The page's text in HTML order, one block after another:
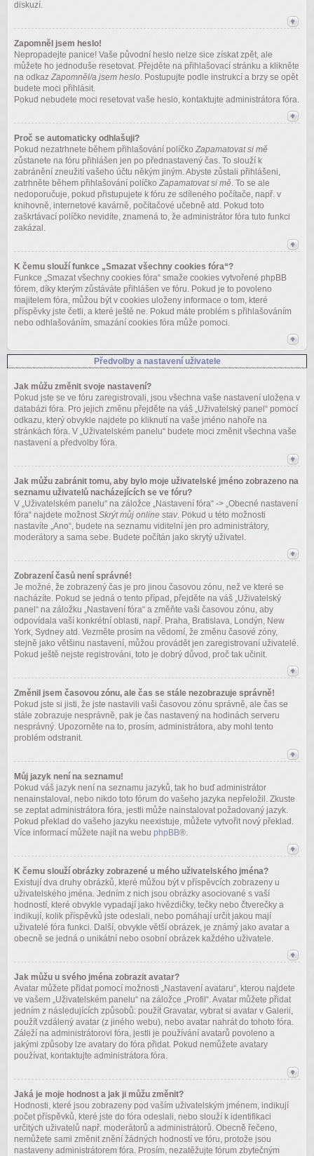
diskuzí.
Zapomněl jsem heslo!
Nepropadejte panice! Vaše původní heslo nelze sice získat zpět, ale
můžete ho jednoduše resetovat. Přejděte na přihlašovací stránku a klikněte
na odkaz Zapomněl/a jsem heslo. Postupujte podle instrukcí a brzy se opět
budete moci přihlásit.
Pokud nebudete moci resetovat vaše heslo, kontaktujte administrátora fóra.
Proč se automaticky odhlašuji?
Pokud nezatrhnete během přihlašování políčko Zapamatovat si mě
zůstanete na fóru přihlášen jen po přednastavený čas. To slouží k
zabránění zneužití vašeho účtu někým jiným. Abyste zůstali přihlášeni,
zatrhněte během přihlašování políčko Zapamatovat si mě. To se ale
nedoporučuje, pokud přistupujete k fóru ze sdíleného počítače, např. v
knihovně, internetové kavárně, počítačové učebně atd. Pokud toto
zaškrtávací políčko nevidíte, znamená to, že administrátor fóra tuto funkci
zakázal.
K čemu slouží funkce „Smazat všechny cookies fóra“?
Funkce „Smazat všechny cookies fóra“ smaže cookies vytvořené phpBB
fórem, díky kterým zůstáváte přihlášen ve fóru. Pokud je to povoleno
majitelem fóra, můžou být v cookies uloženy informace o tom, které
příspěvky jste četli, a které ještě ne. Pokud máte problém s přihlašováním
nebo odhlašováním, smazání cookies fóra může pomoci.
Předvolby a nastavení uživatele
Jak můžu změnit svoje nastavení?
Pokud jste se ve fóru zaregistrovali, jsou všechna vaše nastavení uložena v
databázi fóra. Pro jejich změnu přejděte na váš „Uživatelský panel“ pomocí
odkazu, který obvykle najdete po kliknutí na vaše jméno nahoře na
stránkách fóra. V „Uživatelském panelu“ budete moci změnit všechna vaše
nastavení a předvolby fóra.
Jak můžu zabránit tomu, aby bylo moje uživatelské jméno zobrazeno na
seznamu uživatelů nacházejících se ve fóru?
V „Uživatelském panelu“ na záložce „Nastavení fóra“ -> „Obecné nastavení
fóra“ najdete možnostSkrýt můj online stav. Pokud u této možnosti
nastavíte „Ano“, budete na seznamu viditelní jen pro administrátory,
moderátory a sama sebe. Budete počítán jako skrytý uživatel.
Zobrazení časů není správné!
Je možné, že zobrazený čas je pro jinou časovou zónu, než ve které se
nacházíte. Pokud se jedná o tento případ, přejděte na váš „Uživatelský
panel“ na záložku „Nastavení fóra“ a změňte vaši časovou zónu, aby
odpovídala vaší konkrétní oblasti, např. Praha, Bratislava, Londýn, New
York, Sydney atd. Vezměte prosím na vědomí, že změnu časové zóny,
stejně jako většinu nastavení, můžou provádět jen zaregistrovaní uživatelé.
Pokud ještě nejste registrováni, toto je dobrý důvod, proč tak učinit.
Změnil jsem časovou zónu, ale čas se stále nezobrazuje správně!
Pokud jste si jisti, že jste nastavili vaši časovou zónu správně, ale čas se
stále zobrazuje nesprávně, pak je čas nastavený na hodinách serveru
nesprávný. Upozorněte na to, prosím, administrátora, aby mohl tento
problém odstranit.
Můj jazyk není na seznamu!
Pokud váš jazyk není na seznamu jazyků, tak ho buď administrátor
nenainstaloval, nebo nikdo toto fórum do vašeho jazyka nepřeložil. Zkuste
se zeptat administrátora fóra, jestli může nainstalovat požadovaný jazyk.
Pokud překlad do vašeho jazyku neexistuje, můžete vytvořit nový překlad.
Více informací můžete najít na webu phpBB®.
K čemu slouží obrázky zobrazené u mého uživatelského jména?
Existují dva druhy obrázků, které můžou být v příspěvcích zobrazeny u
uživatelského jména. Jedním z nich jsou obrázky asociované s vaší
hodností, které obvykle vypadají jako hvězdičky, tečky nebo čtverečky a
indikují, kolik příspěvků jste odeslali, nebo pomáhají určit jakou mají
uživatelé fóra funkci. Další, obvykle větší obrázek, je známý jako avatar a
obecně se jedná o unikátní nebo osobní obrázek každého uživatele.
Jak můžu u svého jména zobrazit avatar?
Avatar můžete přidat pomocí možnosti „Nastavení avataru“, kterou najdete
ve vašem „Uživatelském panelu“ na záložce „Profil“. Avatar můžete přidat
jedním z následujících způsobů: použít Gravatar, vybrat si avatar v Galerii,
použít vzdálený avatar (z jiného webu), nebo avatar nahrát do tohoto fóra.
Záleží na administrátorovi fóra, jestli je používání avatarů povoleno a
jakými způsoby lze avatary do fóra přidat. Pokud nemůžete avatary
používat, kontaktujte administrátora fóra.
Jaká je moje hodnost a jak ji můžu změnit?
Hodnosti, které jsou zobrazeny pod vaším uživatelským jménem, indikují
počet příspěvků, které jste do fóra odeslali, nebo slouží k identifikaci
určitých uživatelů např. moderátorů a administrátorů. Obecně řečeno,
nemůžete sami změnit znění žádných hodností ve fóru, protože jsou
nastaveny administrátorem fóra. Prosím, nezatěžujte fórum zbytečným